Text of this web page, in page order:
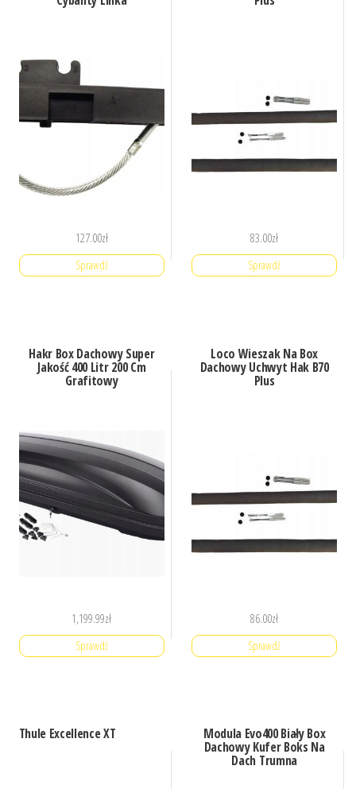
127.00zł
Sprawdź
83.00zł
Sprawdź
Hakr Box Dachowy Super
Jakość 400 Litr 200 Cm
Grafitowy
1,199.99zł
Sprawdź
Loco Wieszak Na Box
Dachowy Uchwyt Hak B70
Plus
86.00zł
Sprawdź
Thule Excellence XT Modula Evo400 Biały Box
Dachowy Kufer Boks Na
Dach Trumna